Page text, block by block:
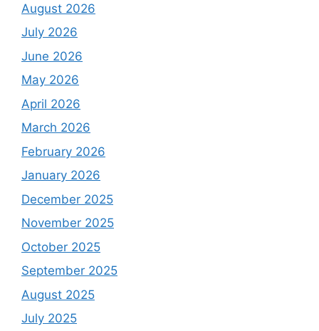
August 2026
July 2026
June 2026
May 2026
April 2026
March 2026
February 2026
January 2026
December 2025
November 2025
October 2025
September 2025
August 2025
July 2025